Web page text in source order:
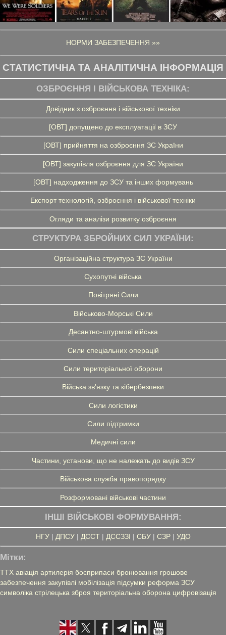
НОРМИ ЗАБЕЗПЕЧЕННЯ »»
СТАТИСТИЧНА ТА АНАЛІТИЧНА ІНФОРМАЦІЯ
ОЗБРОЄННЯ І ВІЙСЬКОВА ТЕХНІКА:
Довідник з озброєння і військової техніки
[ОВТ] допущено до експлуатації в ЗСУ
[ОВТ] прийняття на озброєння ЗС України
[ОВТ] закупівля озброєння для ЗС України
[ОВТ] надходження до ЗСУ та інших формувань
Експорт технологій, озброєння і військової техніки
Огляди та аналізи розвитку озброєння
СТРУКТУРА ЗБРОЙНИХ СИЛ УКРАЇНИ:
Організаційна структура ЗС України
Сухопутні війська
Повітряні Сили
Військово-Морські Сили
Десантно-штурмові війська
Сили спеціальних операцій
Сили територіальної оборони
Війська зв'язку та кібербезпеки
Сили логістики
Сили підтримки
Медичні сили
Частини, установи, що не належать до видів ЗСУ
Військова служба правопорядку
Розформовані військові частини
ІНШІ ВІЙСЬКОВІ ФОРМУВАННЯ:
НГУ| ДПСУ| ДССТ| ДССЗЗІ | СБУ| СЗР| УДО
Мітки:
ТТХ авіація артилерія боєприпаси бронювання грошове
забезпечення закупівлі мобілізація підсумки реформа ЗСУ
символіка стрілецька зброя територіальна оборона цифровізація